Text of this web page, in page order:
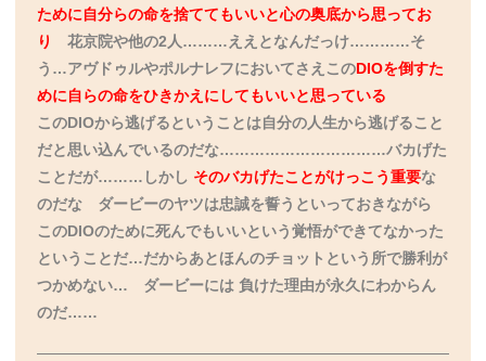
ために自分らの命を捨ててもいいと心の奥底から思ってお
り 花京院や他の2人………ええとなんだっけ…………そ
う…アヴドゥルやポルナレフにおいてさえこのDIOを倒すた
めに自らの命をひきかえにしてもいいと思っている
このDIOから逃げるということは自分の人生から逃げること
だと思い込んでいるのだな……………………………バカげた
ことだが………しかし そのバカげたことがけっこう重要な
のだな ダービーのヤツは忠誠を誓うといっておきながら
このDIOのために死んでもいいという覚悟ができてなかった
ということだ…だからあとほんのチョットという所で勝利が
つかめない… ダービーには 負けた理由が永久にわからん
のだ……